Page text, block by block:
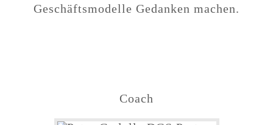
Geschäftsmodelle Gedanken machen.
Coach